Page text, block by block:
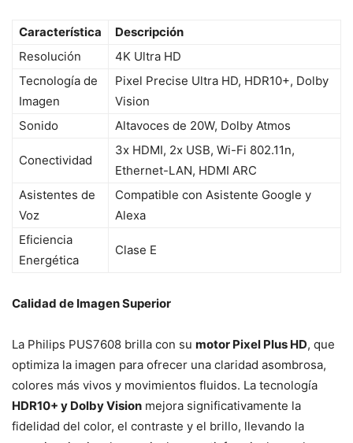
Característica
Descripción
Resolución
4K Ultra HD
Tecnología de
Imagen
Pixel Precise Ultra HD, HDR10+, Dolby
Vision
Sonido
Altavoces de 20W, Dolby Atmos
Conectividad
3x HDMI, 2x USB, Wi-Fi 802.11n,
Ethernet-LAN, HDMI ARC
Asistentes de
Voz
Compatible con Asistente Google y
Alexa
Eficiencia
Energética
Clase E
Calidad de Imagen Superior
La Philips PUS7608 brilla con su motor Pixel Plus HD, que
optimiza la imagen para ofrecer una claridad asombrosa,
colores más vivos y movimientos fluidos. La tecnología
HDR10+ y Dolby Vision mejora significativamente la
fidelidad del color, el contraste y el brillo, llevando la